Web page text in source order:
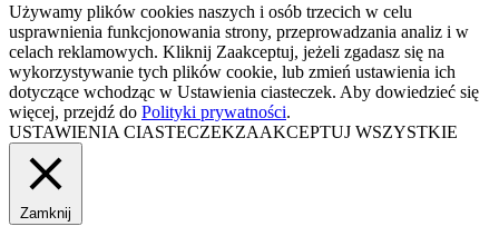
Używamy plików cookies naszych i osób trzecich w celu
usprawnienia funkcjonowania strony, przeprowadzania analiz i w
celach reklamowych. Kliknij Zaakceptuj, jeżeli zgadasz się na
wykorzystywanie tych plików cookie, lub zmień ustawienia ich
dotyczące wchodząc w Ustawienia ciasteczek. Aby dowiedzieć się
więcej, przejdź do Polityki prywatności.
USTAWIENIA CIASTECZEKZAAKCEPTUJ WSZYSTKIE
Zamknij